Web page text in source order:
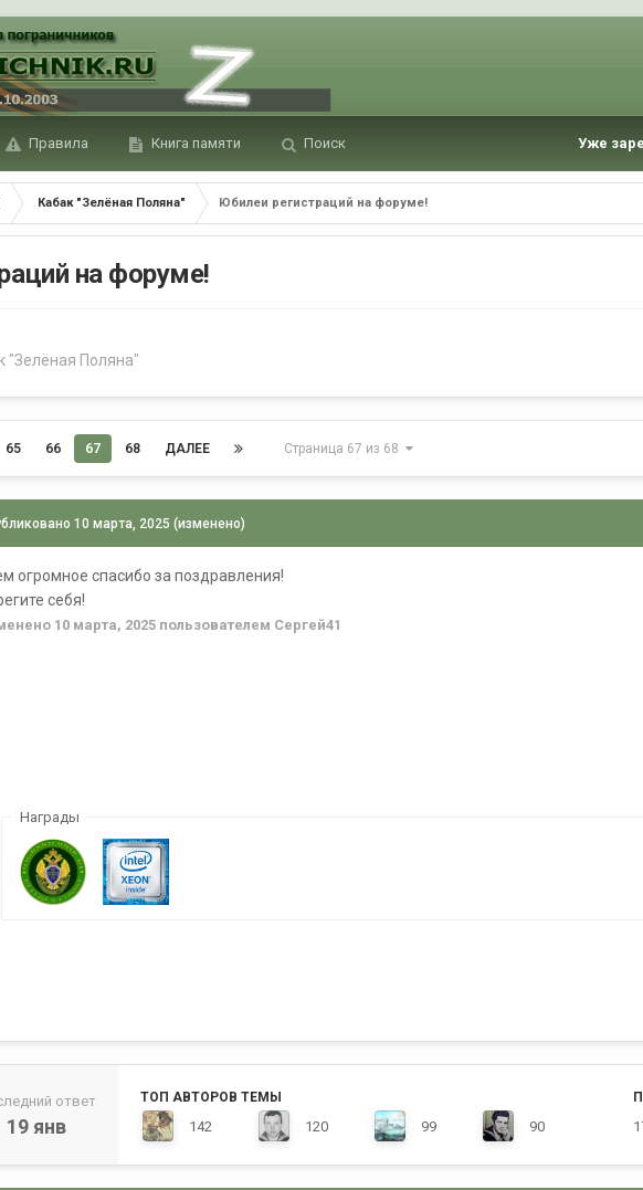
Правила Книга памяти Поиск Уже
Кабак "Зелёная Поляна" Юбилеи регистраций на форуме!
на форуме!
"Зелёная Поляна"
65 66 67 68 ДАЛЕЕ Страница 67 из 68
10 марта, 2025 (изменено)
огромное спасибо за поздравления!
себя!
10 марта, 2025 пользователем Сергей41
Награды
ответ
19 янв
ТОП АВТОРОВ ТЕМЫ
142 120 99 90